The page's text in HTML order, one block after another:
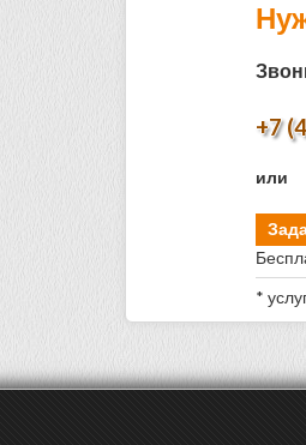
+7
или
*